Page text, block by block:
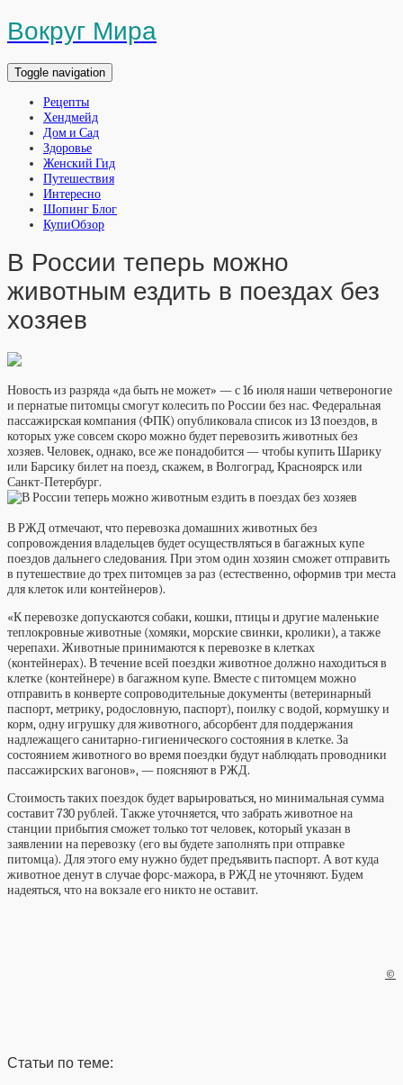
Вокруг Мира
Toggle navigation
Рецепты
Хендмейд
Дом и Сад
Здоровье
Женский Гид
Путешествия
Интересно
Шопинг Блог
КупиОбзор
В России теперь можно
животным ездить в поездах без
хозяев
Новость из разряда «да быть не может» — с 16 июля наши четвероногие
и пернатые питомцы смогут колесить по России без нас. Федеральная
пассажирская компания (ФПК) опубликовала список из 13 поездов, в
которых уже совсем скоро можно будет перевозить животных без
хозяев. Человек, однако, все же понадобится — чтобы купить Шарику
или Барсику билет на поезд, скажем, в Волгоград, Красноярск или
Санкт-Петербург.
В РЖД отмечают, что перевозка домашних животных без
сопровождения владельцев будет осуществляться в багажных купе
поездов дальнего следования. При этом один хозяин сможет отправить
в путешествие до трех питомцев за раз (естественно, оформив три места
для клеток или контейнеров).
«К перевозке допускаются собаки, кошки, птицы и другие маленькие
теплокровные животные (хомяки, морские свинки, кролики), а также
черепахи. Животные принимаются к перевозке в клетках
(контейнерах). В течение всей поездки животное должно находиться в
клетке (контейнере) в багажном купе. Вместе с питомцем можно
отправить в конверте сопроводительные документы (ветеринарный
паспорт, метрику, родословную, паспорт), поилку с водой, кормушку и
корм, одну игрушку для животного, абсорбент для поддержания
надлежащего санитарно-гигиенического состояния в клетке. За
состоянием животного во время поездки будут наблюдать проводники
пассажирских вагонов», — поясняют в РЖД.
Стоимость таких поездок будет варьироваться, но минимальная сумма
составит 730 рублей. Также уточняется, что забрать животное на
станции прибытия сможет только тот человек, который указан в
заявлении на перевозку (его вы будете заполнять при отправке
питомца). Для этого ему нужно будет предъявить паспорт. А вот куда
животное денут в случае форс-мажора, в РЖД не уточняют. Будем
надеяться, что на вокзале его никто не оставит.
©
Статьи по теме: